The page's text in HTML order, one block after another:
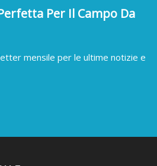
Per Il Campo Da
mensile per le ultime notizie e